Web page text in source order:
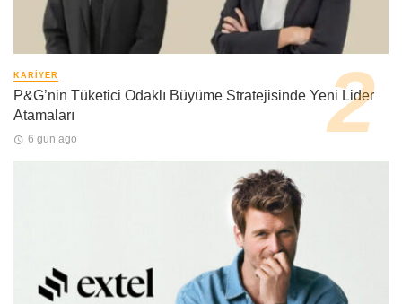
KARIYER
P&G’nin Tüketici Odaklı Büyüme Stratejisinde Yeni Lider
Atamaları
6 gün ago